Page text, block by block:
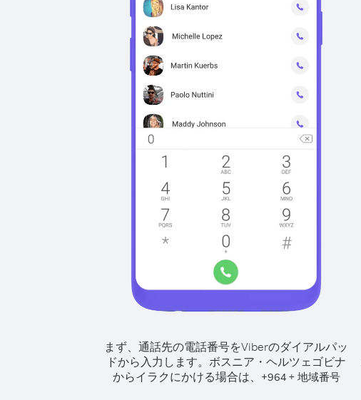
まず、通話先の電話番号をViberのダイアルパッ
ドから入力します。 ボスニア・ヘルツェゴビナ
からイラクにかける場合は、
+964+ 地域番号